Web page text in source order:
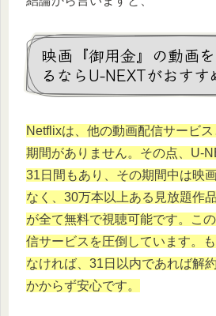
映画『御用金』の動画
るならU-NEXTがおすす
Netflixは、他の動画配信サービ
期間がありません。その点、U-
31日間もあり、その期間中は映
なく、30万本以上ある見放題作
が全て無料で視聴可能です。こ
信サービスを圧倒しています。
なければ、31日以内であれば解
かからず安心です。